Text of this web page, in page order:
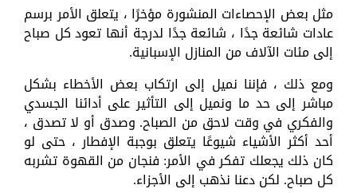
مثل بعض الإحصاءات المنشورة مؤخرًا ، يتعلق الأمر برسم
عادات شائعة جدًا ، شائعة جدًا لدرجة أنها تعود كل صباح
إلى مئات الآلاف من المنازل الإسبانية.
ومع ذلك ، فإننا نميل إلى ارتكاب بعض الأخطاء بشكل
مباشر إلى حد ما ونميل إلى التأثير على أدائنا الجسدي
والفكري في وقت لاحق من الصباح. وصدق أو لا تصدق ،
أحد أكثر الأشياء شيوعًا يتعلق بوجبة الإفطار ، حتى لو
كان ذلك يجعلك تفكر في الأمر: فنجان من القهوة تشربه
كل صباح. لكن دعنا نذهب إلى الأجزاء.